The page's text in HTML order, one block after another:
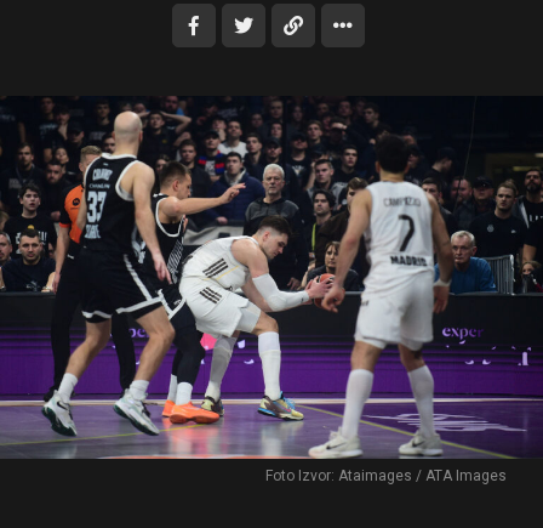
Foto Izvor: Ataimages / ATA Images